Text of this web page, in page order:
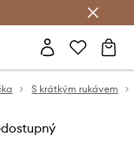
S krátkým rukávem